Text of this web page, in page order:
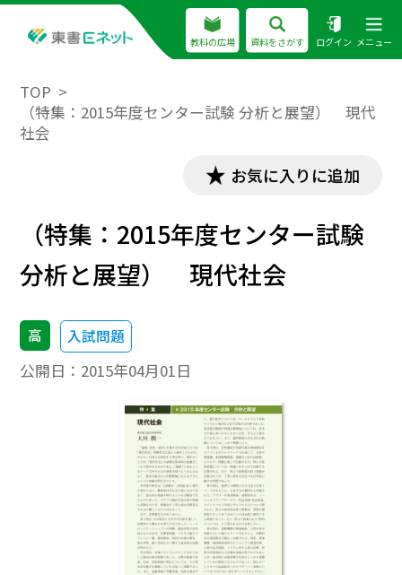
教科の広場 資料をさがす ログイン メニュー
TOP
（特集：2015年度センター試験 分析と展望） 現代
社会
お気に入りに追加
（特集：2015年度センター試験
分析と展望） 現代社会
高 入試問題
公開日： 2015年04月01日